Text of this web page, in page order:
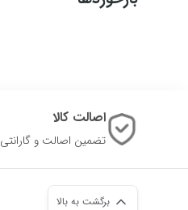
اصالت کالا
تضمین اصالت و گارانتی
برگشت به بالا